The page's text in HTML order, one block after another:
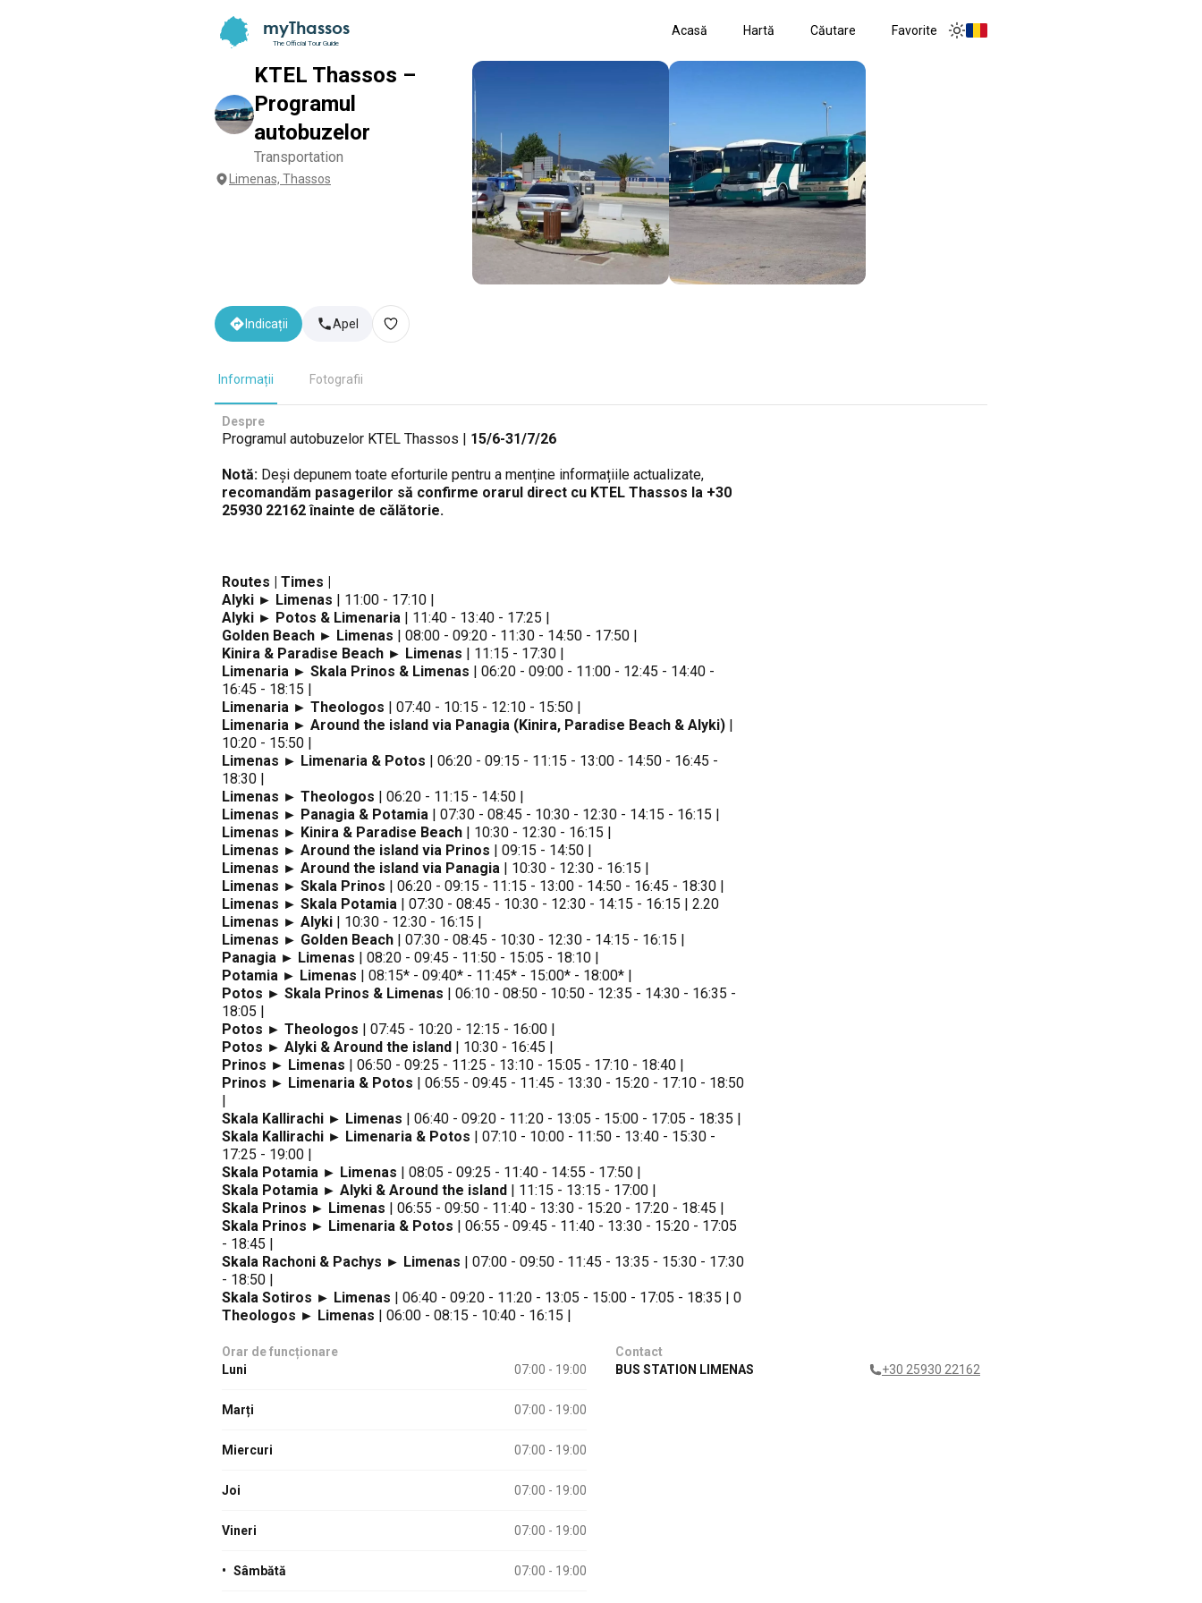
myThassos
The Official Tour Guide
Acasă Hartă Căutare
Favorite
KTEL Thassos –
Programul
autobuzelor
Transportation
Limenas, Thassos
Indicații Apel
Informații Fotografii
Despre
Programul autobuzelor KTEL Thassos | 15/6-31/7/26
Notă: Deși depunem toate eforturile pentru a menține informațiile actualizate,
recomandăm pasagerilor să confirme orarul direct cu KTEL Thassos la +30
25930 22162 înainte de călătorie.
Routes | Times |
Alyki ► Limenas | 11:00 - 17:10 |
Alyki ► Potos & Limenaria | 11:40 - 13:40 - 17:25 |
Golden Beach ► Limenas | 08:00 - 09:20 - 11:30 - 14:50 - 17:50 |
Kinira & Paradise Beach ► Limenas | 11:15 - 17:30 |
Limenaria ► Skala Prinos & Limenas | 06:20 - 09:00 - 11:00 - 12:45 - 14:40 -
16:45 - 18:15 |
Limenaria ► Theologos | 07:40 - 10:15 - 12:10 - 15:50 |
Limenaria ► Around the island via Panagia (Kinira, Paradise Beach & Alyki) |
10:20 - 15:50 |
Limenas ► Limenaria & Potos | 06:20 - 09:15 - 11:15 - 13:00 - 14:50 - 16:45 -
18:30 |
Limenas ► Theologos | 06:20 - 11:15 - 14:50 |
Limenas ► Panagia & Potamia | 07:30 - 08:45 - 10:30 - 12:30 - 14:15 - 16:15 |
Limenas ► Kinira & Paradise Beach | 10:30 - 12:30 - 16:15 |
Limenas ► Around the island via Prinos | 09:15 - 14:50 |
Limenas ► Around the island via Panagia | 10:30 - 12:30 - 16:15 |
Limenas ► Skala Prinos | 06:20 - 09:15 - 11:15 - 13:00 - 14:50 - 16:45 - 18:30 |
Limenas ► Skala Potamia | 07:30 - 08:45 - 10:30 - 12:30 - 14:15 - 16:15 | 2.20
Limenas ► Alyki | 10:30 - 12:30 - 16:15 |
Limenas ► Golden Beach | 07:30 - 08:45 - 10:30 - 12:30 - 14:15 - 16:15 |
Panagia ► Limenas | 08:20 - 09:45 - 11:50 - 15:05 - 18:10 |
Potamia ► Limenas | 08:15* - 09:40* - 11:45* - 15:00* - 18:00* |
Potos ► Skala Prinos & Limenas | 06:10 - 08:50 - 10:50 - 12:35 - 14:30 - 16:35 -
18:05 |
Potos ► Theologos | 07:45 - 10:20 - 12:15 - 16:00 |
Potos ► Alyki & Around the island | 10:30 - 16:45 |
Prinos ► Limenas | 06:50 - 09:25 - 11:25 - 13:10 - 15:05 - 17:10 - 18:40 |
Prinos ► Limenaria & Potos | 06:55 - 09:45 - 11:45 - 13:30 - 15:20 - 17:10 - 18:50
|
Skala Kallirachi ► Limenas | 06:40 - 09:20 - 11:20 - 13:05 - 15:00 - 17:05 - 18:35 |
Skala Kallirachi ► Limenaria & Potos | 07:10 - 10:00 - 11:50 - 13:40 - 15:30 -
17:25 - 19:00 |
Skala Potamia ► Limenas | 08:05 - 09:25 - 11:40 - 14:55 - 17:50 |
Skala Potamia ► Alyki & Around the island | 11:15 - 13:15 - 17:00 |
Skala Prinos ► Limenas | 06:55 - 09:50 - 11:40 - 13:30 - 15:20 - 17:20 - 18:45 |
Skala Prinos ► Limenaria & Potos | 06:55 - 09:45 - 11:40 - 13:30 - 15:20 - 17:05
- 18:45 |
Skala Rachoni & Pachys ► Limenas | 07:00 - 09:50 - 11:45 - 13:35 - 15:30 - 17:30
- 18:50 |
Skala Sotiros ► Limenas | 06:40 - 09:20 - 11:20 - 13:05 - 15:00 - 17:05 - 18:35 | 0
Theologos ► Limenas | 06:00 - 08:15 - 10:40 - 16:15 |
Orar de funcționare
Luni
07:00 - 19:00
Marți 07:00 - 19:00
Miercuri 07:00 - 19:00
Joi 07:00 - 19:00
Vineri 07:00 - 19:00
• Sâmbătă 07:00 - 19:00
Contact
BUS STATION LIMENAS
+30 25930 22162